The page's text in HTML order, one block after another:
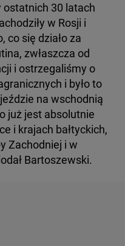
ostatnich 30 latach
w Rosji i
co się działo za
zwłaszcza od
i ostrzegaliśmy o
i było to
na wschodnią
już jest absolutnie
i krajach bałtyckich,
Zachodniej i w
Bartoszewski.